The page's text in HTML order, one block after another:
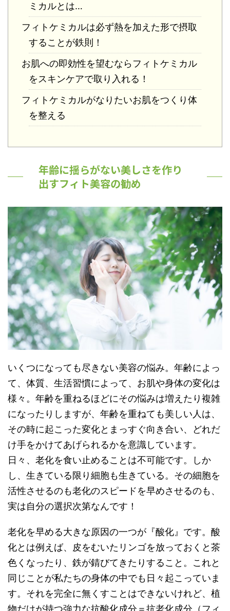
ミカルとは…
フィトケミカルは必ず熱を加えた形で摂取
することが鉄則！
お肌への即効性を望むならフィトケミカル
をスキンケアで取り入れる！
フィトケミカルがなりたいお肌をつくり体
を整える
年齢に揺らがない美しさを作り
出すフィト美容の勧め
いくつになっても尽きない美容の悩み。年齢によっ
て、体質、生活習慣によって、お肌や身体の変化は
様々。年齢を重ねるほどにその悩みは増えたり複雑
になったりしますが、年齢を重ねても美しい人は、
その時に起こった変化とまっすぐ向き合い、どれだ
け手をかけてあげられるかを意識しています。
日々、老化を食い止めることは不可能です。しか
し、生きている限り細胞も生きている。その細胞を
活性させるのも老化のスピードを早めさせるのも、
実は自分の選択次第なんです！
老化を早める大きな原因の一つが『酸化』です。酸
化とは例えば、皮をむいたリンゴを放っておくと茶
色くなったり、鉄が錆びてきたりすること。これと
同じことが私たちの身体の中でも日々起こっていま
す。それを完全に無くすことはできないけれど、植
物だけが持つ強力な抗酸化成分＝抗老化成分（フィ